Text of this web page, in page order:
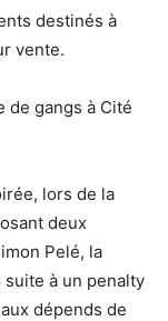
destinés à
vente.
de gangs à Cité
lors de la
deux
Pelé, la
à un penalty
dépends de